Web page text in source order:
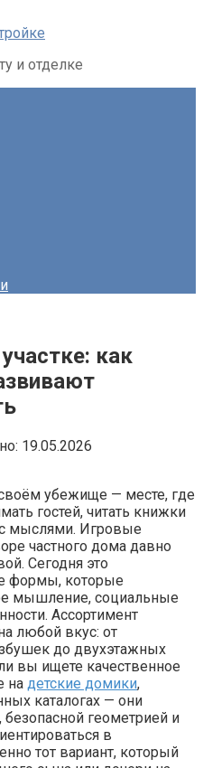
и отделке
как
19.05.2026
убежище — месте, где
гостей, читать книжки
мыслями. Игровые
частного дома давно
Сегодня это
формы, которые
мышление, социальные
Ассортимент
любой вкус: от
до двухэтажных
вы ищете качественное
на детские домики,
каталогах — они
геометрией и
в
тот вариант, который